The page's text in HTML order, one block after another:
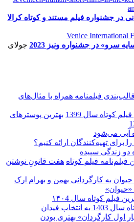
در جشنواره فیلم مستند و کوتاه کرالا
سرو» در جشنواره ونیز 2023
جولای
فیلمنامه همراه با مثال‌های
بهترین پوسترهای
آبی می‌شود
برای تهیه‌کنندگان ارائه کنیم؟
دو زندگی سپیده
هفت قانونِ نوشتن
«حیوان»
فیلم کوتاه سال ۱۴۰4
فیدان